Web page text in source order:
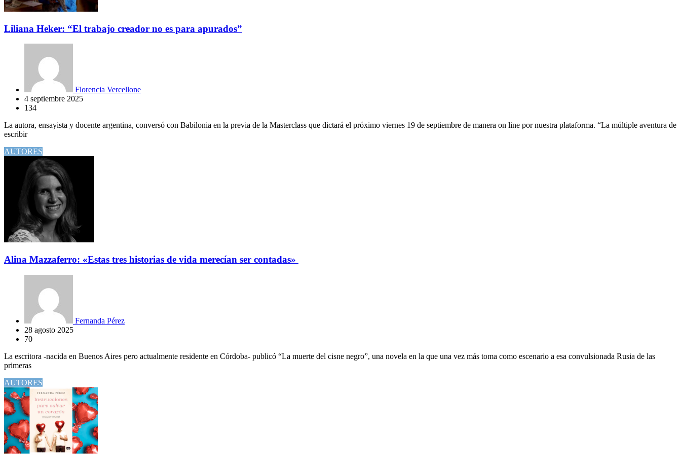
Liliana Heker: “El trabajo creador no es para apurados”
Florencia Vercellone
4 septiembre 2025
134
La autora, ensayista y docente argentina, conversó con Babilonia en la previa de la Masterclass que dictará el próximo viernes 19 de septiembre de manera on line por nuestra plataforma. “La múltiple aventura de
escribir
AUTORES
Alina Mazzaferro: «Estas tres historias de vida merecían ser contadas»
Fernanda Pérez
28 agosto 2025
70
La escritora -nacida en Buenos Aires pero actualmente residente en Córdoba- publicó “La muerte del cisne negro”, una novela en la que una vez más toma como escenario a esa convulsionada Rusia de las
primeras
AUTORES